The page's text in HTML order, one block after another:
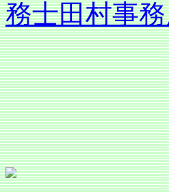
務士田村事